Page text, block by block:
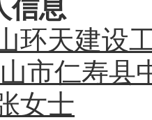
信息
环天建设
市仁寿县
女士